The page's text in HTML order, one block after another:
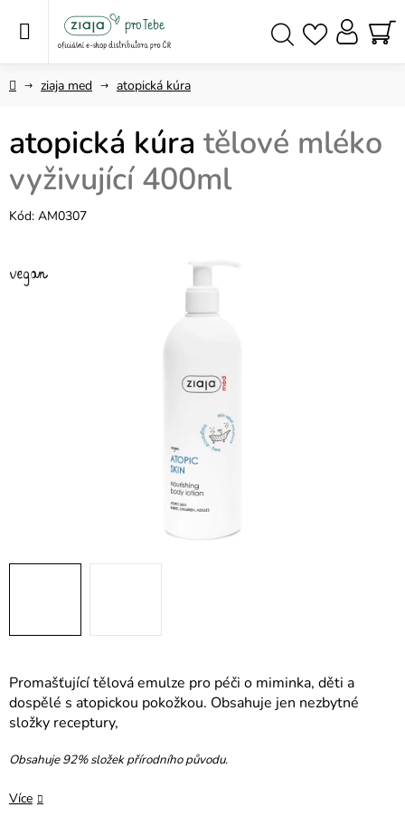
Domůziaja med atopická kúra
Promašťující tělová emulze pro péči o miminka, děti a
dospělé s atopickou pokožkou. Obsahuje jen nezbytné
složky receptury,
Obsahuje 92% složek přírodního původu.
Více
atopická kúra tělové mléko
vyživující 400ml
Kód: AM0307